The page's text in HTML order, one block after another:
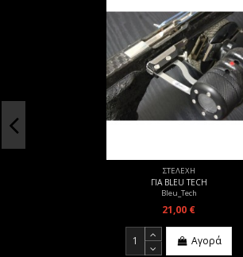
ΣΤΕΛΕΧΗ
ΓΙΑ BLEU TECH
Bleu_Tech
21,00 €
Αγορά